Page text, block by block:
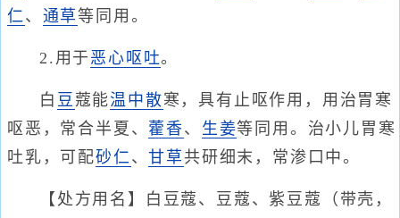
仁、 通草等同用。
2.用于 恶心呕吐。
白 豆 蔻能温中散寒，具有止呕作用，用治胃寒
呕恶，常合半夏、 藿香、 生姜等同用。治小儿胃寒
吐乳，可配砂仁、甘草共研细末，常渗口中。
【处方用名】白豆蔻、豆蔻、紫豆蔻（带壳，